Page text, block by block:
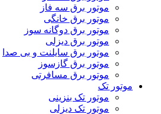
موتور برق سه فاز
موتور برق خانگی
موتور برق دوگانه سوز
موتور برق دیزلی
موتور برق سایلنت و بی صدا
موتور برق گازسوز
موتور برق مسافرتی
موتور تک
موتور تک بنزینی
موتور تک دیزلی